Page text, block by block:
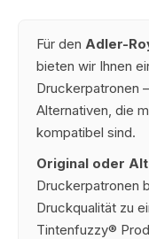
Für den Adler-
bieten wir Ihnen
Druckerpatronen
Alternativen, die
kompatibel sind.
Original oder
Druckerpatronen
Druckqualität zu
Tintenfuzzy®